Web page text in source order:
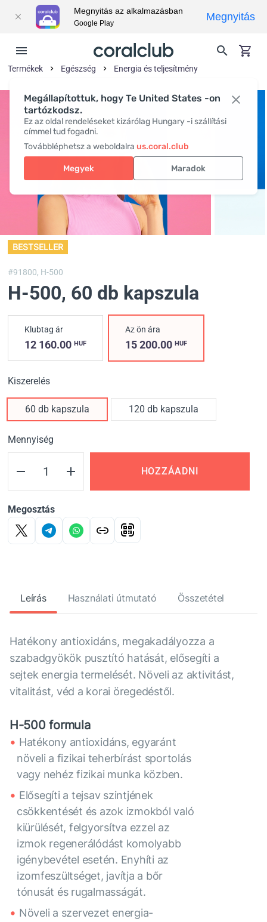
Megállapítottuk, hogy Te United States -on
tartózkodsz.
Ez az oldal rendeléseket kizárólag Hungary -i szállítási
címmel tud fogadni.
Továbbléphetsz a weboldalra us.coral.club
Megyek Maradok
Termékek Egészség Energia és teljesítmény
BESTSELLER
#91800, H-500
H-500, 60 db kapszula
Klubtag ár
12 160.00 HUF
Az ön ára
15 200.00HUF
Kiszerelés
60 db kapszula 120 db kapszula
Mennyiség
HOZZÁADNI
Megosztás
Leírás Használati útmutató Összetétel
Hatékony antioxidáns, megakadályozza a
szabadgyökök pusztító hatását, elősegíti a
sejtek energia termelését. Növeli az aktivitást,
vitalitást, véd a korai öregedéstől.
Н-500 formula
Hatékony antioxidáns, egyaránt
növeli a fizikai teherbírást sportolás
vagy nehéz fizikai munka közben.
Elősegíti a tejsav szintjének
csökkentését és azok izmokból való
kiürülését, felgyorsítva ezzel az
izmok regenerálódást komolyabb
igénybevétel esetén. Enyhíti az
izomfeszültséget, javítja a bőr
tónusát és rugalmasságát.
Növeli a szervezet energia-
Megnyitás az alkalmazásban
Google Play
Megnyitás